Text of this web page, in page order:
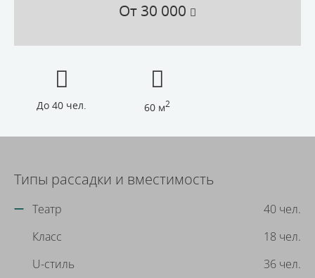
От 30 000
60 000
До 40 чел. 60 м2
Типы рассадки и вместимость
Театр
40 чел.
Класс
18 чел.
U-стиль
36 чел.